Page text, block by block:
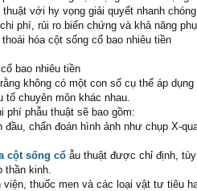
với hy vọng giải quyết nhanh
phí, rủi ro biến chứng và khả năng
hóa cột sống cổ bao nhiêu tiền
bao nhiêu tiền
không có một con số cụ thể áp
tố chuyên môn khác nhau.
phí phẫu thuật sẽ bao gồm:
đầu, chẩn đoán hình ảnh như chụp X-
cột sống cổ ẫu thuật được chỉ định,
thần kinh.
thuốc men và các loại vật tư tiêu